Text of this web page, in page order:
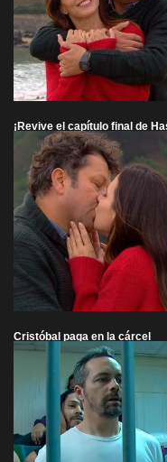
¡Revive el capítulo final de
Cristóbal paga en la cárcel